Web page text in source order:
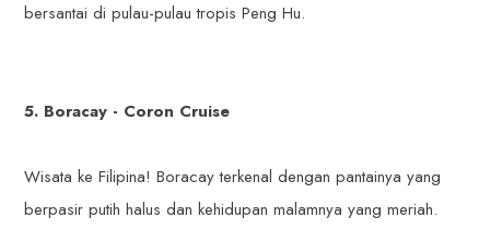
bersantai di pulau-pulau tropis Peng Hu.
5. Boracay - Coron Cruise
Wisata ke Filipina! Boracay terkenal dengan pantainya yang
berpasir putih halus dan kehidupan malamnya yang meriah.